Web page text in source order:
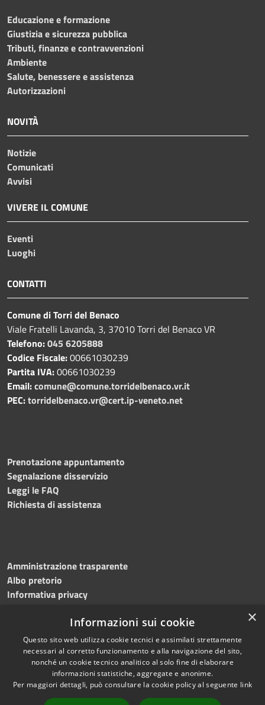
Educazione e formazione
Giustizia e sicurezza pubblica
Tributi, finanze e contravvenzioni
Ambiente
Salute, benessere e assistenza
Autorizzazioni
NOVITÀ
Notizie
Comunicati
Avvisi
VIVERE IL COMUNE
Eventi
Luoghi
CONTATTI
Comune di Torri del Benaco
Viale Fratelli Lavanda, 3, 37010 Torri del Benaco VR
Telefono:045 6205888
Codice Fiscale:00661030239
Partita IVA:00661030239
Email:comune@comune.torridelbenaco.vr.it
PEC:torridelbenaco.vr@cert.ip-veneto.net
Prenotazione appuntamento
Segnalazione disservizio
Leggi le FAQ
Richiesta di assistenza
Amministrazione trasparente
Albo pretorio
Informativa privacy
Dichiarazione di accessibilità
RSS
Accessibilità
Copyright © 2023 •
Comune di
×
Informazioni sui cookie
Questo sito web utilizza cookie tecnici e assimilati strettamente
necessari al corretto funzionamento e alla navigazione del sito,
nonché un cookie tecnico analitico al solo fine di elaborare
informazioni statistiche, aggregate e anonime.
Per maggiori dettagli, può consultare la cookie policy al seguente link